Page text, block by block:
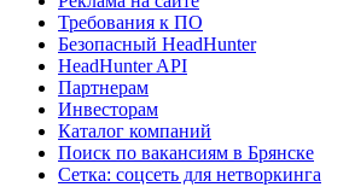
Требования к ПО
Безопасный HeadHunter
HeadHunter API
Партнерам
Инвесторам
Каталог компаний
Поиск по вакансиям в Брянске
Сетка: соцсеть для нетворкинга